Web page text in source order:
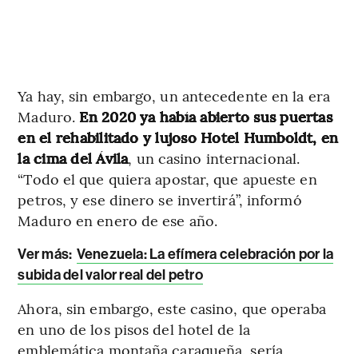
Ya hay, sin embargo, un antecedente en la era
Maduro. En 2020 ya había abierto sus puertas
en el rehabilitado y lujoso Hotel Humboldt, en
la cima del Ávila, un casino internacional.
“Todo el que quiera apostar, que apueste en
petros, y ese dinero se invertirá”, informó
Maduro en enero de ese año.
Ver más: Venezuela: La efímera celebración por la
subida del valor real del petro
Ahora, sin embargo, este casino, que operaba
en uno de los pisos del hotel de la
emblemática montaña caraqueña, sería